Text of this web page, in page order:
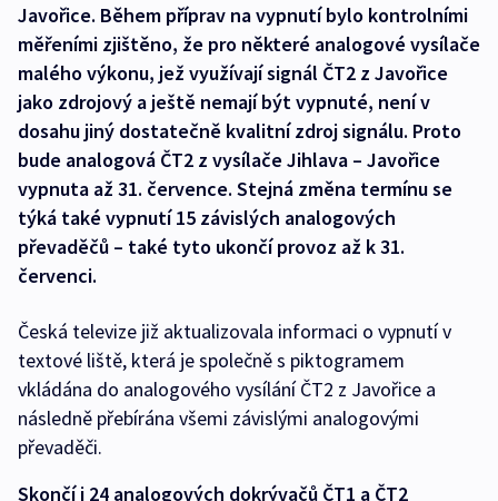
Javořice. Během příprav na vypnutí bylo kontrolními
měřeními zjištěno, že pro některé analogové vysílače
malého výkonu, jež využívají signál ČT2 z Javořice
jako zdrojový a ještě nemají být vypnuté, není v
dosahu jiný dostatečně kvalitní zdroj signálu. Proto
bude analogová ČT2 z vysílače Jihlava – Javořice
vypnuta až 31. července. Stejná změna termínu se
týká také vypnutí 15 závislých analogových
převaděčů – také tyto ukončí provoz až k 31.
červenci.
Česká televize již aktualizovala informaci o vypnutí v
textové liště, která je společně s piktogramem
vkládána do analogového vysílání ČT2 z Javořice a
následně přebírána všemi závislými analogovými
převaděči.
Skončí i 24 analogových dokrývačů ČT1 a ČT2